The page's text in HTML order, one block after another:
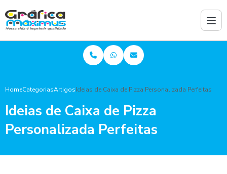
HomeCategoriasArtigosIdeias de Caixa de Pizza Personalizada Perfeitas
Ideias de Caixa de Pizza
Personalizada Perfeitas